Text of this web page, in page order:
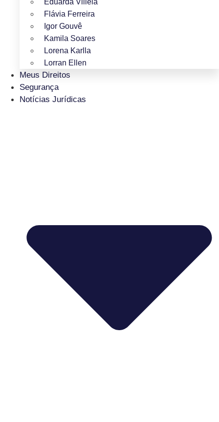
Eduarda Villela
Flávia Ferreira
Igor Gouvê
Kamila Soares
Lorena Karlla
Lorran Ellen
Meus Direitos
Segurança
Notícias Jurídicas